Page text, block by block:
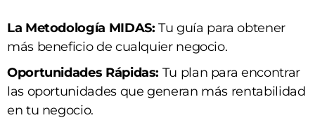
La Metodología MIDAS:Tu guía para obtener
más beneficio de cualquier negocio.
Oportunidades Rápidas: Tu plan para encontrar
las oportunidades que generan más rentabilidad
en tu negocio.